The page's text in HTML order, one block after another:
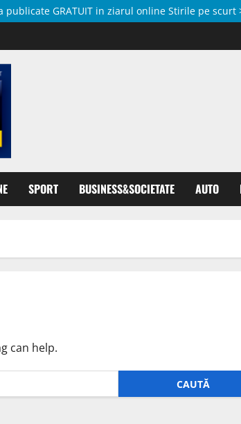
publicate GRATUIT in ziarul online Stirile pe scurt
SPORT BUSINESS&SOCIETATE AUTO
can help.